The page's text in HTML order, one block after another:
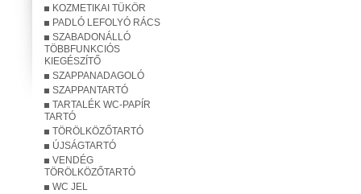
KOZMETIKAI TÜKÖR
PADLÓ LEFOLYÓ RÁCS
SZABADONÁLLÓ
TÖBBFUNKCIÓS
KIEGÉSZÍTŐ
SZAPPANADAGOLÓ
SZAPPANTARTÓ
TARTALÉK WC-PAPÍR
TARTÓ
TÖRÖLKÖZŐTARTÓ
ÚJSÁGTARTÓ
VENDÉG
TÖRÖLKÖZŐTARTÓ
WC JEL